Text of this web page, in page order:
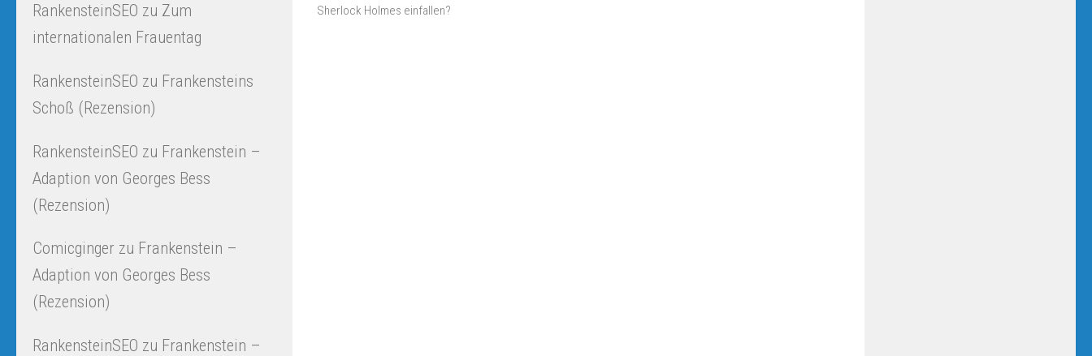
Sherlock Holmes einfallen?
RankensteinSEO zu Zum
internationalen Frauentag
RankensteinSEO zu Frankensteins
Schoß (Rezension)
RankensteinSEO zu Frankenstein –
Adaption von Georges Bess
(Rezension)
Comicginger zu Frankenstein –
Adaption von Georges Bess
(Rezension)
RankensteinSEO zu Frankenstein –